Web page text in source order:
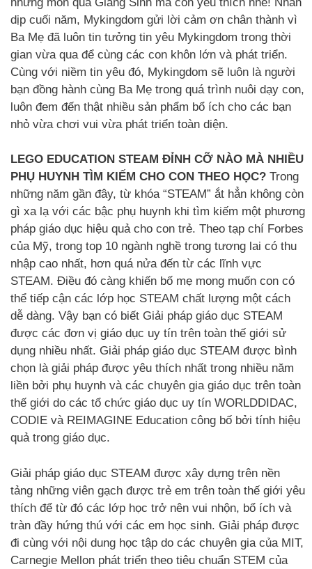
dịp cuối năm, Mykingdom gửi lời cảm ơn chân thành vì
Ba Mẹ đã luôn tin tưởng tin yêu Mykingdom trong thời
gian vừa qua để cùng các con khôn lớn và phát triển.
Cùng với niềm tin yêu đó, Mykingdom sẽ luôn là người
bạn đồng hành cùng Ba Mẹ trong quá trình nuôi dạy con,
luôn đem đến thật nhiều sản phẩm bổ ích cho các bạn
nhỏ vừa chơi vui vừa phát triển toàn diện.
LEGO EDUCATION STEAM ĐỈNH CỠ NÀO MÀ NHIỀU
PHỤ HUYNH TÌM KIẾM CHO CON THEO HỌC? Trong
những năm gần đây, từ khóa “STEAM” ắt hẳn không còn
gì xa lạ với các bậc phụ huynh khi tìm kiếm một phương
pháp giáo dục hiệu quả cho con trẻ. Theo tạp chí Forbes
của Mỹ, trong top 10 ngành nghề trong tương lai có thu
nhập cao nhất, hơn quá nửa đến từ các lĩnh vực
STEAM. Điều đó càng khiến bố mẹ mong muốn con có
thể tiếp cận các lớp học STEAM chất lượng một cách
dễ dàng. Vậy bạn có biết Giải pháp giáo dục STEAM
được các đơn vị giáo dục uy tín trên toàn thế giới sử
dụng nhiều nhất. Giải pháp giáo dục STEAM được bình
chọn là giải pháp được yêu thích nhất trong nhiều năm
liền bởi phụ huynh và các chuyên gia giáo dục trên toàn
thế giới do các tổ chức giáo dục uy tín WORLDDIDAC,
CODIE và REIMAGINE Education công bố bởi tính hiệu
quả trong giáo dục.
Giải pháp giáo dục STEAM được xây dựng trên nền
tảng những viên gạch được trẻ em trên toàn thế giới yêu
thích để từ đó các lớp học trở nên vui nhộn, bổ ích và
tràn đầy hứng thú với các em học sinh. Giải pháp được
đi cùng với nội dung học tập do các chuyên gia của MIT,
Carnegie Mellon phát triển theo tiêu chuẩn STEM của